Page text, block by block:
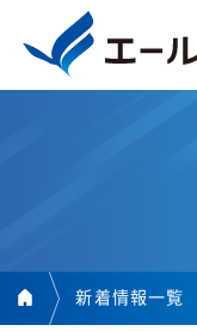
新着情報一覧